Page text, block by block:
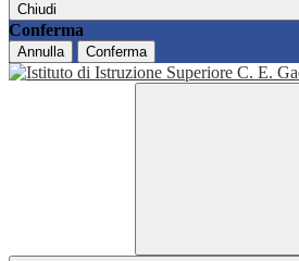
Chiudi
Conferma
Annulla Conferma